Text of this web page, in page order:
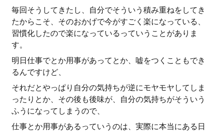
毎回そうしてきたし、自分でそういう積み重ねをしてき
たからこそ、そのおかげで今がすごく楽になっている、
習慣化したので楽になっているっていうことがありま
す。
明日仕事でとか用事があってとか、嘘をつくこともでき
るんですけど、
それだとやっぱり自分の気持ちが逆にモヤモヤしてしま
ったりとか、その後も後味が、自分の気持ちがそういう
ふうになってしまうので、
仕事とか用事があるっていうのは、実際に本当にある日